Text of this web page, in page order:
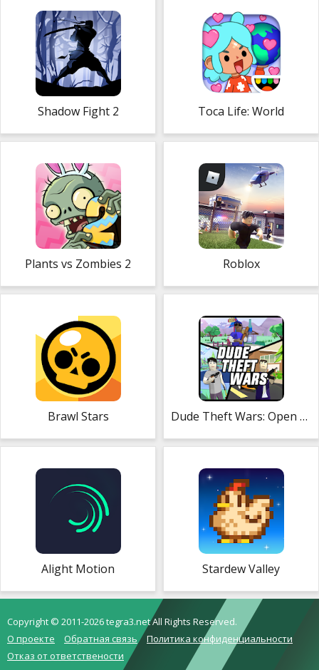
Shadow Fight 2 Toca Life: World
Plants vs Zombies 2 Roblox
Brawl Stars Dude Theft Wars: Open World Sandbox Simulator
Alight Motion Stardew Valley
Copyright © 2011-2026 tegra3.net All Rights Reserved.
О проекте
Обратная связь
Политика конфиденциальности
Отказ от ответствености